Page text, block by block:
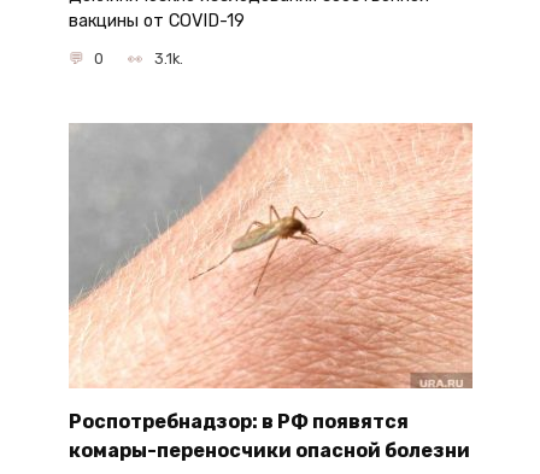
вакцины от COVID-19
0 3.1k.
Роспотребнадзор: в РФ появятся
комары-переносчики опасной болезни